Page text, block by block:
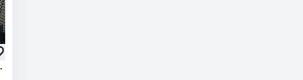
todas as fotografias
Matosinhos